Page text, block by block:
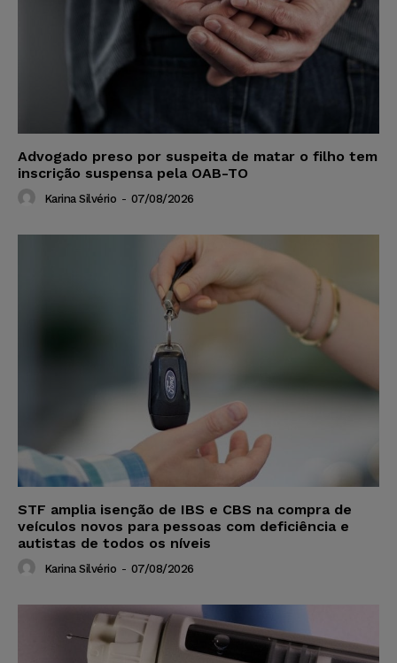
Advogado preso por suspeita de matar o filho tem
inscrição suspensa pela OAB-TO
Karina Silvério - 07/08/2026
STF amplia isenção de IBS e CBS na compra de
veículos novos para pessoas com deficiência e
autistas de todos os níveis
Karina Silvério - 07/08/2026